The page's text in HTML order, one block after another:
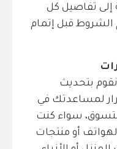
إلى تفاصيل كل
قبل إتمام
لمساعدتك في
سواء كنت
أو منتجات